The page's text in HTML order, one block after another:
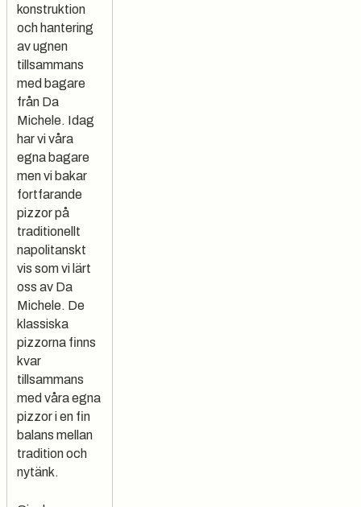
konstruktion
och hantering
av ugnen
tillsammans
med bagare
från Da
Michele. Idag
har vi våra
egna bagare
men vi bakar
fortfarande
pizzor på
traditionellt
napolitanskt
vis som vi lärt
oss av Da
Michele. De
klassiska
pizzorna finns
kvar
tillsammans
med våra egna
pizzor i en fin
balans mellan
tradition och
nytänk.